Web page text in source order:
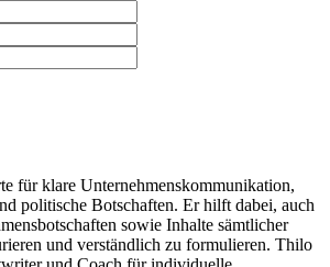
für klare Unternehmenskommunikation,
politische Botschaften. Er hilft dabei, auch
sowie Inhalte sämtlicher
und verständlich zu formulieren. Thilo